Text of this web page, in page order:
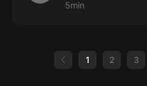
5min
1 2 3